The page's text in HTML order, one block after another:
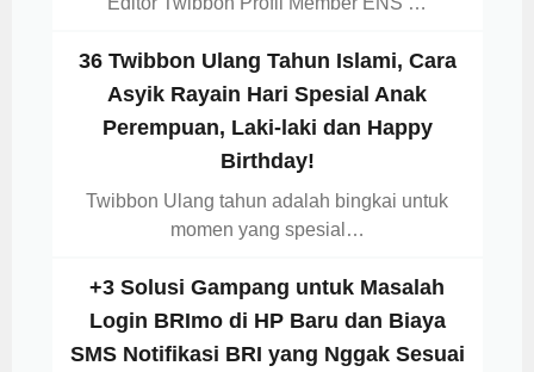
36 Twibbon Ulang Tahun Islami, Cara
Asyik Rayain Hari Spesial Anak
Perempuan, Laki-laki dan Happy
Birthday!
Twibbon Ulang tahun adalah bingkai untuk
momen yang spesial…
+3 Solusi Gampang untuk Masalah
Login BRImo di HP Baru dan Biaya
SMS Notifikasi BRI yang Nggak Sesuai